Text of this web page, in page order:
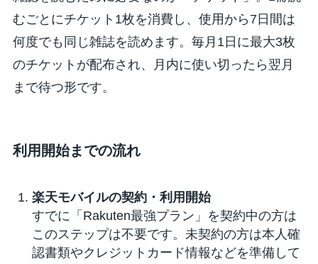
むごとにチケット1枚を消費し、使用から7日間は
何度でも同じ雑誌を読めます。毎月1日に最大3枚
のチケットが配布され、月内に使い切ったら翌月
まで待つ形です。
利用開始までの流れ
楽天モバイルの契約・利用開始
すでに「Rakuten最強プラン」を契約中の方は
このステップは不要です。未契約の方は本人確
認書類やクレジットカード情報などを準備して